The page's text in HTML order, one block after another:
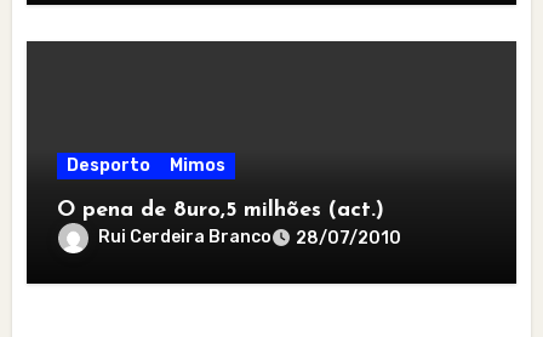
Desporto Mimos
O pena de 8uro,5 milhões (act.)
Rui Cerdeira Branco 28/07/2010